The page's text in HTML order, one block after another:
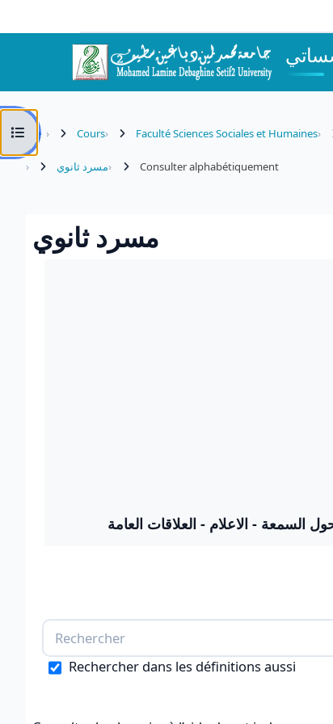
Ouvrir l’index du cours
Cours Faculté Sciences Sociales et Humaines
مسرد ثانوي Consulter alphabétiquement
مسرد ثانوي
السمعة - الاعلام - العلاقات العامة
Rechercher dans les définitions aussi